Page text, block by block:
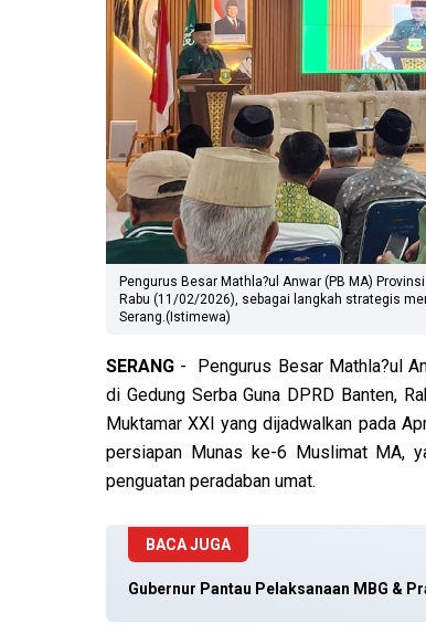
Pengurus Besar Mathla?ul Anwar (PB MA)
Rabu (11/02/2026), sebagai langkah strategis
Serang.(Istimewa)
SERANG - Pengurus Besar Mathla?ul
di Gedung Serba Guna DPRD Banten,
Muktamar XXI yang dijadwalkan pada
persiapan Munas ke-6 Muslimat MA,
penguatan peradaban umat.
BACA JUGA
Gubernur Pantau Pelaksanaan MBG &